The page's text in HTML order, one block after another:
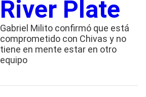
River Plate
Gabriel Milito confirmó que está
comprometido con Chivas y no
tiene en mente estar en otro
equipo